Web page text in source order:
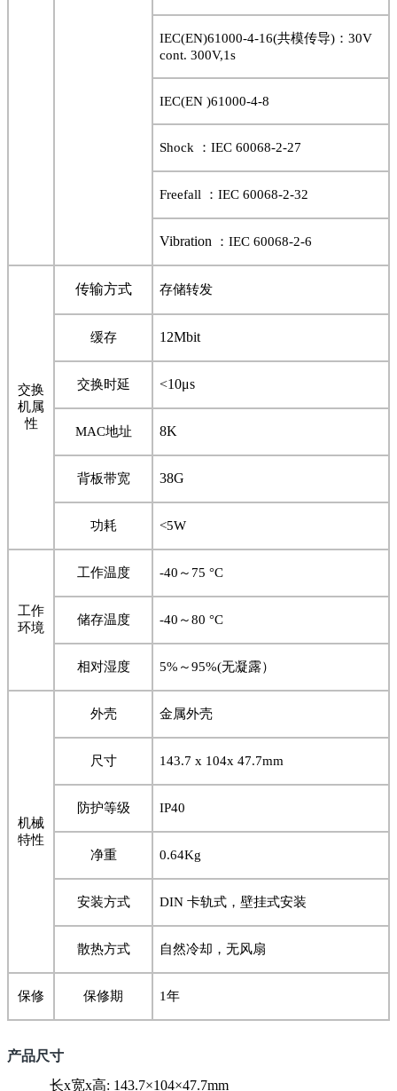
IEC(EN)61000-4-16(共模传导) ： 30V
cont. 300V,1s
IEC(EN )61000-4-8
Shock ： IEC 60068-2-27
Freefall ： IEC 60068-2-32
Vibration ： IEC 60068-2-6
交换
机属
性
传输方式 存储转发
缓存 12Mbit
交换时延 <10μs
MAC地址 8K
背板带宽 38G
功耗 <5W
工作
环境
工作温度 -40 ～ 75 °C
储存温度 -40 ～80 °C
相对湿度 5% ～95%(无凝露）
机械
特性
外壳 金属外壳
尺寸 143.7 x 104x 47.7mm
防护等级 IP40
净重 0.64Kg
安装方式 DIN 卡轨式，壁挂式安装
散热方式 自然冷却，无风扇
保修 保修期 1年
产品尺寸
长x宽x高: 143.7×104×47.7mm